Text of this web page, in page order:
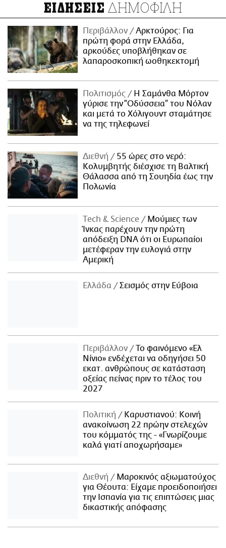
ΕΙΔΗΣΕΙΣ ΔΗΜΟΦΙΛΗ
Περιβάλλον
Αρκτούρος: Για
πρώτη φορά στην Ελλάδα,
αρκούδες υποβλήθηκαν σε
λαπαροσκοπική ωοθηκεκτομή
Πολιτισμός
Η Σαμάνθα Μόρτον
γύρισε την “Οδύσσεια” του Νόλαν
και μετά το Χόλιγουντ σταμάτησε
να της τηλεφωνεί
Διεθνή
55 ώρες στο νερό:
Κολυμβητής διέσχισε τη Βαλτική
Θάλασσα από τη Σουηδία έως την
Πολωνία
Τech & Science
Μούμιες των
Ίνκας παρέχουν την πρώτη
απόδειξη DNA ότι οι Ευρωπαίοι
μετέφεραν την ευλογιά στην
Αμερική
Ελλάδα Σεισμός στην Εύβοια
Περιβάλλον
Το φαινόμενο «Ελ
Νίνιο» ενδέχεται να οδηγήσει 50
εκατ. ανθρώπους σε κατάσταση
οξείας πείνας πριν το τέλος του
2027
Πολιτική
Καρυστιανού: Κοινή
ανακοίνωση 22 πρώην στελεχών
του κόμματός της - «Γνωρίζουμε
καλά γιατί αποχωρήσαμε»
Διεθνή
Μαροκινός αξιωματούχος
για Θέουτα: Είχαμε προειδοποιήσει
την Ισπανία για τις επιπτώσεις μιας
δικαστικής απόφασης